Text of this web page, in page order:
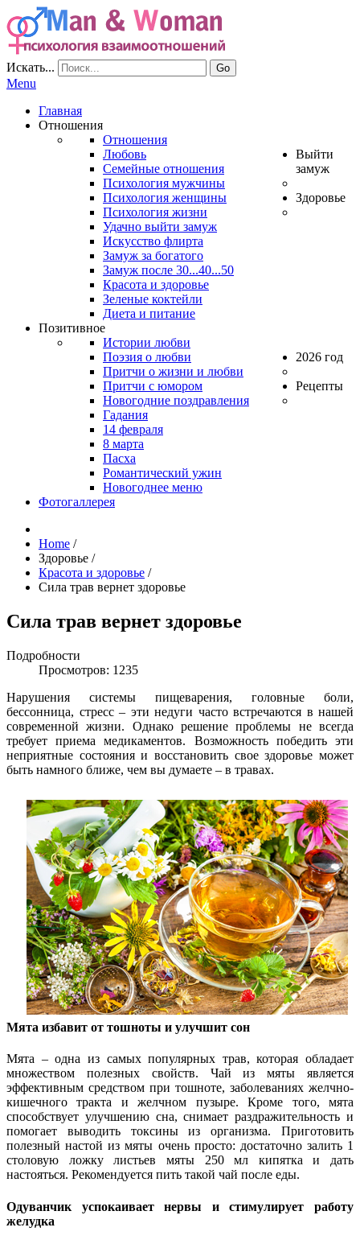
Искать... Go
Menu
Главная
Отношения
Отношения
Любовь
Семейные отношения
Психология мужчины
Психология женщины
Психология жизни
Выйти
замуж
Удачно выйти замуж
Искусство флирта
Замуж за богатого
Замуж после 30...40...50
Здоровье
Красота и здоровье
Зеленые коктейли
Диета и питание
Позитивное
Истории любви
Поэзия о любви
Притчи о жизни и любви
Притчи с юмором
2026 год
Новогодние поздравления
Гадания
14 февраля
8 марта
Рецепты
Пасха
Романтический ужин
Новогоднее меню
Фотогаллерея
Home /
Здоровье /
Красота и здоровье /
Сила трав вернет здоровье
Сила трав вернет здоровье
Подробности
Просмотров: 1235
Нарушения системы пищеварения, головные боли,
бессонница, стресс – эти недуги часто встречаются в нашей
современной жизни. Однако решение проблемы не всегда
требует приема медикаментов. Возможность победить эти
неприятные состояния и восстановить свое здоровье может
быть намного ближе, чем вы думаете – в травах.
Мята избавит от тошноты и улучшит сон
Мята – одна из самых популярных трав, которая обладает
множеством полезных свойств. Чай из мяты является
эффективным средством при тошноте, заболеваниях желчно-
кишечного тракта и желчном пузыре. Кроме того, мята
способствует улучшению сна, снимает раздражительность и
помогает выводить токсины из организма. Приготовить
полезный настой из мяты очень просто: достаточно залить 1
столовую ложку листьев мяты 250 мл кипятка и дать
настояться. Рекомендуется пить такой чай после еды.
Одуванчик успокаивает нервы и стимулирует работу
желудка